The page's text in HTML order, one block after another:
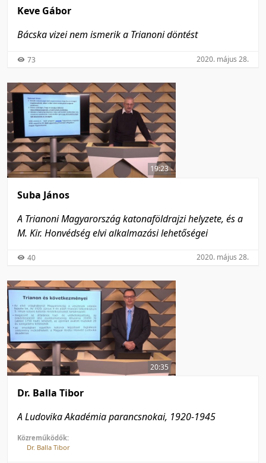
Keve Gábor
Bácska vizei nem ismerik a Trianoni döntést
73 2020. május 28.
19:23
Suba János
A Trianoni Magyarország katonaföldrajzi helyzete, és a
M. Kir. Honvédség elvi alkalmazási lehetőségei
40 2020. május 28.
20:35
Dr. Balla Tibor
A Ludovika Akadémia parancsnokai, 1920-1945
Közreműködők:
Dr. Balla Tibor